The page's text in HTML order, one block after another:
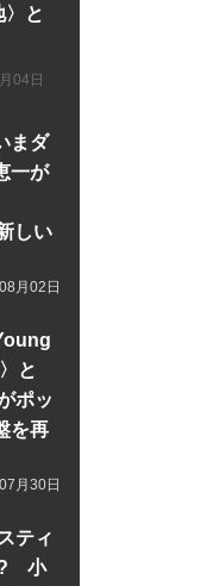
と
04日
まダ
一が
しい
月02日
と
ポッ
を再
月30日
ティ
? 小